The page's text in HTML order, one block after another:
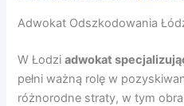
Adwokat Odszkodowania
W Łodziadwokat
pełni ważną rolę w
różnorodne straty, w tym